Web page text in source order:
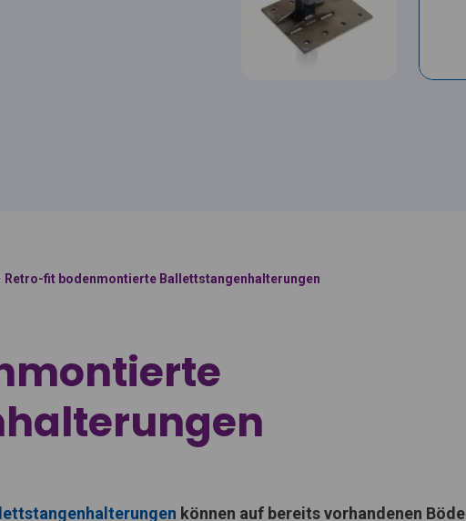
Retro-fit bodenmontierte Ballettstangenhalterungen
können auf bereits vorhandenen